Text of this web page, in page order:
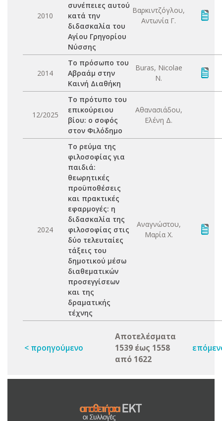
2010
συνέπειες αυτού
κατά την
διδασκαλία του
Αγίου Γρηγορίου
Νύσσης
Βαρκιντζόγλου,
Αντωνία Γ.
2014
Το πρόσωπο του
Αβραάμ στην
Καινή Διαθήκη
Buras, Nicolae
N.
12/2025
Το πρότυπο του
επικούρειου
βίου: ο σοφός
στον Φιλόδημο
Αθανασιάδου,
Ελένη Δ.
2024
Το ρεύμα της
φιλοσοφίας για
παιδιά:
θεωρητικές
προϋποθέσεις
και πρακτικές
εφαρμογές: η
διδασκαλία της
φιλοσοφίας στις
δύο τελευταίες
τάξεις του
δημοτικού μέσω
διαθεματικών
προσεγγίσεων
και της
δραματικής
τέχνης
Αναγνώστου,
Μαρία Χ.
< προηγούμενο
Αποτελέσματα
1539 έως 1558
από 1622